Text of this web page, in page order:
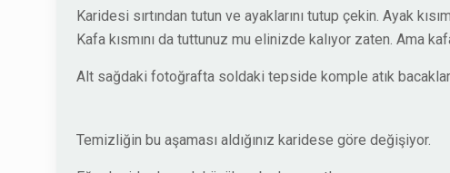
Karidesi sırtından tutun ve ayaklarını tutup çekin. Ayak
Kafa kısmını da tuttunuz mu elinizde kalıyor zaten. Ama
Alt sağdaki fotoğrafta soldaki tepside komple atık bacaklar
Temizliğin bu aşaması aldığınız karidese göre değişiyor.